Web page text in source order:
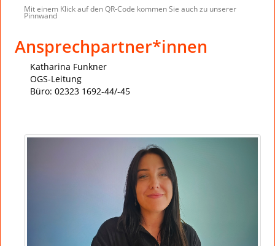
Mit einem Klick auf den QR-Code kommen Sie auch zu unserer
Pinnwand
Ansprechpartner*innen
Katharina Funkner
OGS-Leitung
Büro: 02323 1692-44/-45